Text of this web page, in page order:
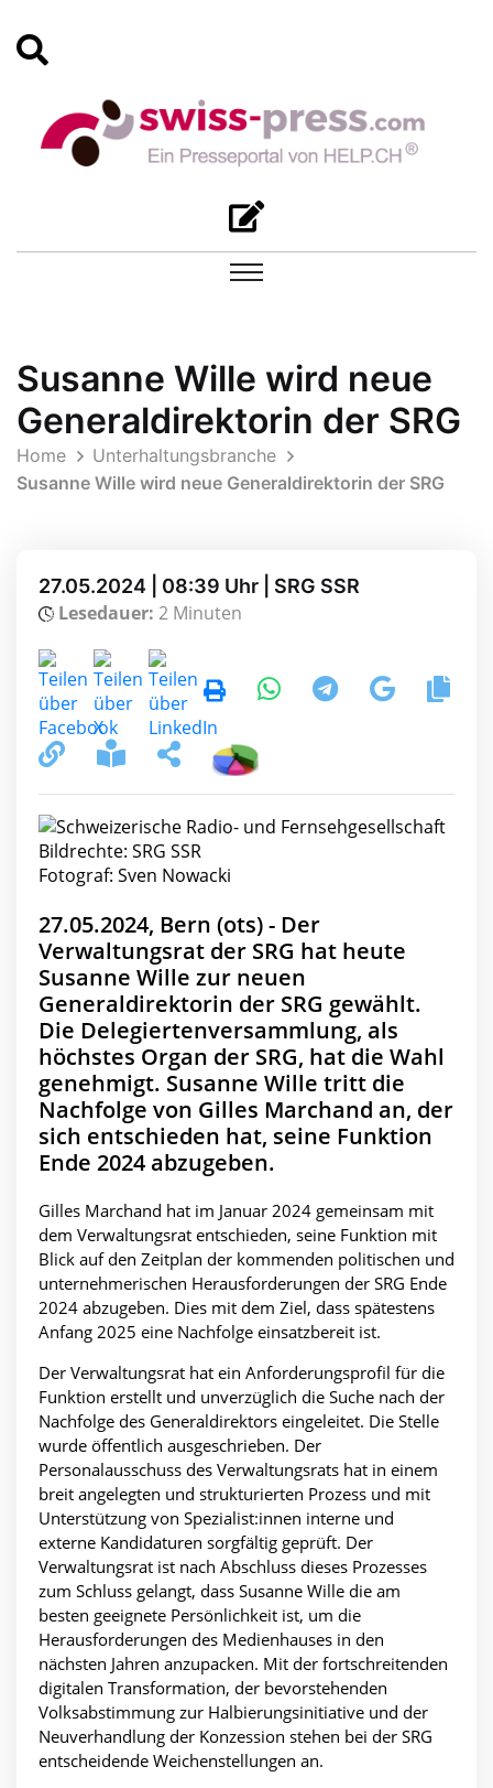
Susanne Wille wird neue
Generaldirektorin der SRG
Home
Unterhaltungsbranche
Susanne Wille wird neue Generaldirektorin der SRG
27.05.2024 | 08:39 Uhr | SRG SSR
Lesedauer: 2 Minuten
Bildrechte: SRG SSR
Fotograf: Sven Nowacki
27.05.2024, Bern (ots) - Der
Verwaltungsrat der SRG hat heute
Susanne Wille zur neuen
Generaldirektorin der SRG gewählt.
Die Delegiertenversammlung, als
höchstes Organ der SRG, hat die Wahl
genehmigt. Susanne Wille tritt die
Nachfolge von Gilles Marchand an, der
sich entschieden hat, seine Funktion
Ende 2024 abzugeben.
Gilles Marchand hat im Januar 2024 gemeinsam mit
dem Verwaltungsrat entschieden, seine Funktion mit
Blick auf den Zeitplan der kommenden politischen und
unternehmerischen Herausforderungen der SRG Ende
2024 abzugeben. Dies mit dem Ziel, dass spätestens
Anfang 2025 eine Nachfolge einsatzbereit ist.
Der Verwaltungsrat hat ein Anforderungsprofil für die
Funktion erstellt und unverzüglich die Suche nach der
Nachfolge des Generaldirektors eingeleitet. Die Stelle
wurde öffentlich ausgeschrieben. Der
Personalausschuss des Verwaltungsrats hat in einem
breit angelegten und strukturierten Prozess und mit
Unterstützung von Spezialist:innen interne und
externe Kandidaturen sorgfältig geprüft. Der
Verwaltungsrat ist nach Abschluss dieses Prozesses
zum Schluss gelangt, dass Susanne Wille die am
besten geeignete Persönlichkeit ist, um die
Herausforderungen des Medienhauses in den
nächsten Jahren anzupacken. Mit der fortschreitenden
digitalen Transformation, der bevorstehenden
Volksabstimmung zur Halbierungsinitiative und der
Neuverhandlung der Konzession stehen bei der SRG
entscheidende Weichenstellungen an.